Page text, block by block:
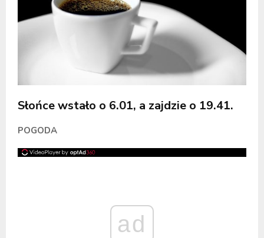
Słońce wstało o 6.01, a zajdzie o 19.41.
POGODA
ad